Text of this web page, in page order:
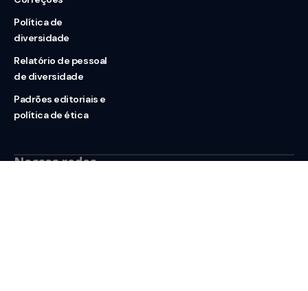
Política de
diversidade
Relatório de pessoal
de diversidade
Padrões editoriais e
política de ética
Nossas redes